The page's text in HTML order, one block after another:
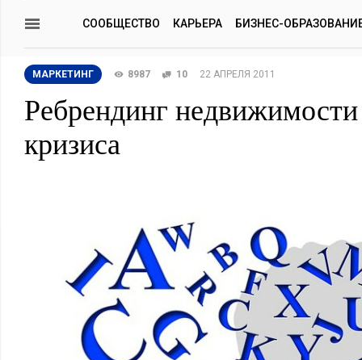
СООБЩЕСТВО КАРЬЕРА БИЗНЕС-
МАРКЕТИНГ 8987 10 22 АПРЕЛЯ 2011
Ребрендинг
кризиса